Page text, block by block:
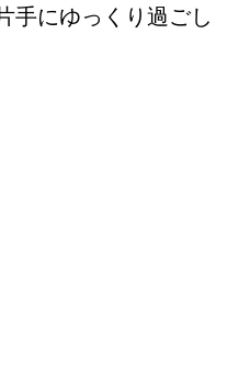
手にゆっくり過ごし